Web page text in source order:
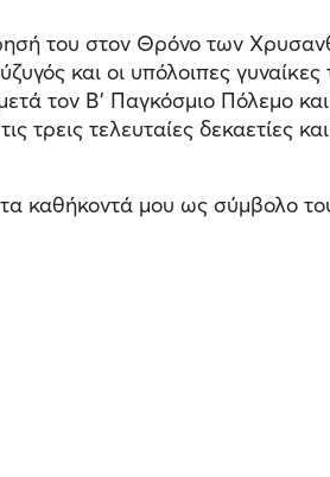
του στον Θρόνο των
και οι υπόλοιπες
τον Β’ Παγκόσμιο Πόλεμο
τελευταίες δεκαετίες και
καθήκοντά μου ως σύμβολο